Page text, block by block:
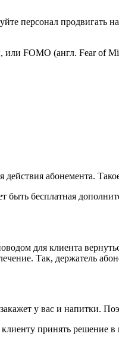
персонал продвигать
FOMO (англ. Fear of
абонемента.
быть бесплатная
для клиента
Так, держатель
у вас и напитки.
принять решение в